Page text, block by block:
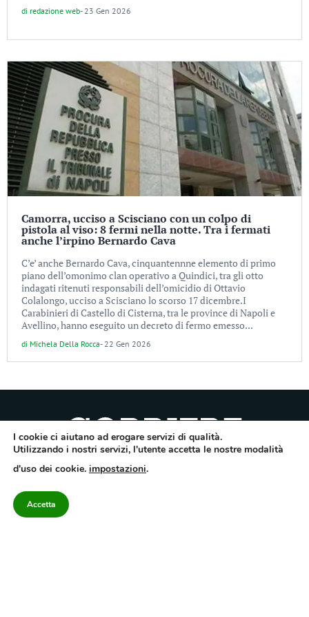
di redazione web- 23 Gen 2026
Camorra, ucciso a Scisciano con un colpo di
pistola al viso: 8 fermi nella notte. Tra i fermati
anche l’irpino Bernardo Cava
C’e’ anche Bernardo Cava, cinquantennne elemento di primo
piano dell’omonimo clan operativo a Quindici, tra gli otto
indagati ritenuti responsabili dell’omicidio di Ottavio
Colalongo, ucciso a Scisciano lo scorso 17 dicembre.I
Carabinieri di Castello di Cisterna, tra le province di Napoli e
Avellino, hanno eseguito un decreto di fermo emesso...
di Michela Della Rocca- 22 Gen 2026
10/9/2012. Iscritto nel Registro Operatori di Comunicazione al n.7671
Avellino – Cap.Soc. 20.000 € – REA 187346 – PI/CF. Reg. naz. stampa 10218/99
I cookie ci aiutano ad erogare servizi di qualità.
Utilizzando i nostri servizi, l'utente accetta le nostre modalità
d'uso dei cookie. impostazioni.
Accetta